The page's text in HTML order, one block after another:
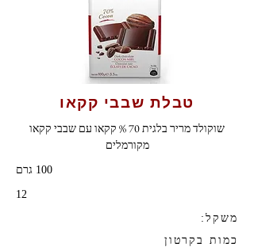
טבלת שבבי קקאו
שוקולד מריר בלגית 70 % קקאו עם שבבי קקאו
מקורמלים
100 גרם
12
משקל:
כמות בקרטון